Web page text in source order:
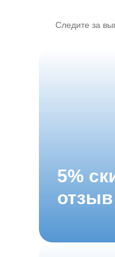
Следите за
5%
отзыв